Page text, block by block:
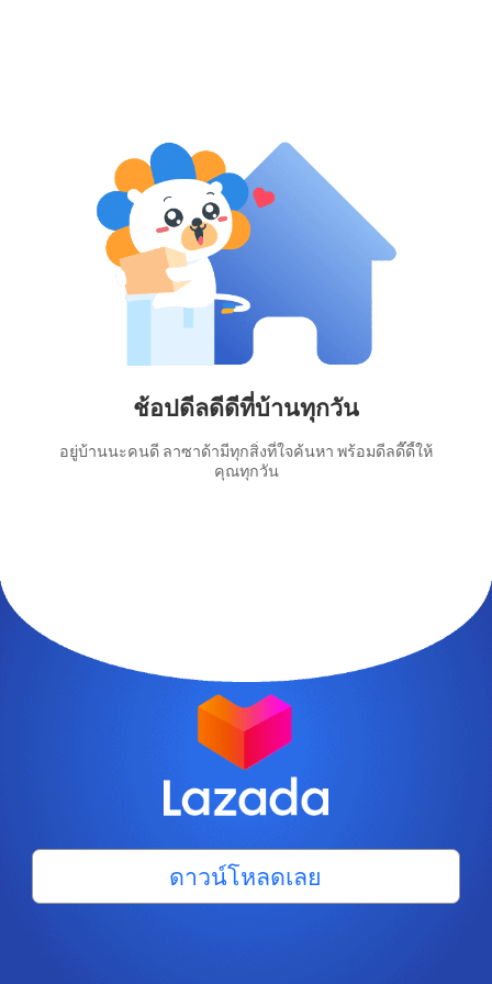
ช้อปดีลดีดีที่บ้านทุกวัน
อยู่บ้านนะคนดี ลาซาด้ามีทุกสิ่งที่ใจค้นหา พร้อมดีลดี๊ดี้ให้
คุณทุกวัน
ดาวน์โหลดเลย